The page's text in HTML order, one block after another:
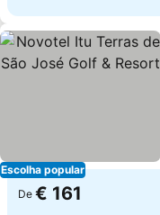
Escolha popular
De € 161